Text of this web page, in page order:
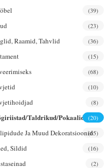
(39)
(23)
Raamid, Tahvlid (36)
(15)
(68)
(10)
(8)
taldrikud/pokaalid (20)
Ja Muud Dekoratsioonid(65)
Sildid (16)
(2)